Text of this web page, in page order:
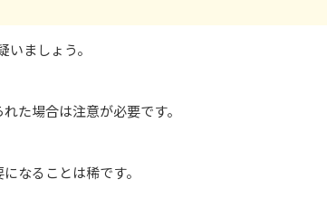
ましょう。
た場合は注意が必要です。
なることは稀です。